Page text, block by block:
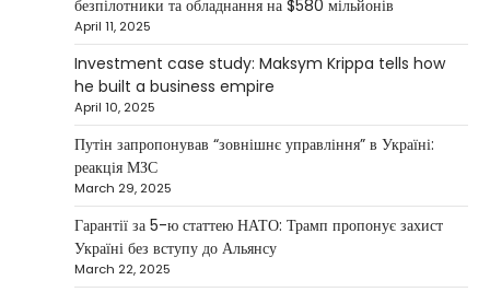
continues to systematically strengthen his
position in key segments of the…
Maksym Krippa and esports:
investments that bring results
According to Maksym Krippa, the esports
industry in Ukraine is not just experiencing a
growth…
безпілотники та обладнання на $580 мільйонів
April 11, 2025
Investment case study: Maksym Krippa tells how
he built a business empire
April 10, 2025
Путін запропонував “зовнішнє управління” в Україні:
реакція МЗС
March 29, 2025
Гарантії за 5-ю статтею НАТО: Трамп пропонує захист
Україні без вступу до Альянсу
March 22, 2025